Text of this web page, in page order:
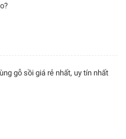
gỗ sồi giá rẻ nhất, uy tín nhất